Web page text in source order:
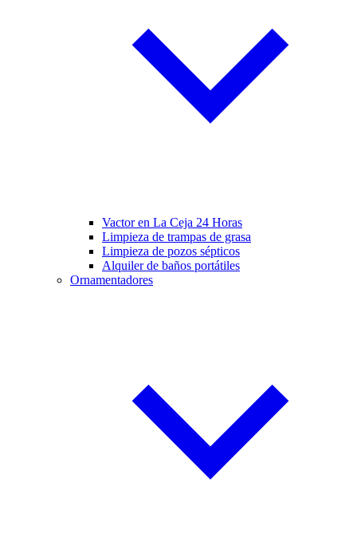
Vactor en La Ceja 24 Horas
Limpieza de trampas de grasa
Limpieza de pozos sépticos
Alquiler de baños portátiles
Ornamentadores